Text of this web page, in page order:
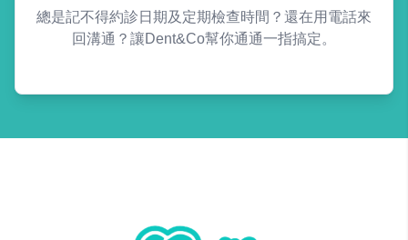
總是記不得約診日期及定期檢查時間？還在用電話來
回溝通？讓Dent&Co幫你通通一指搞定。